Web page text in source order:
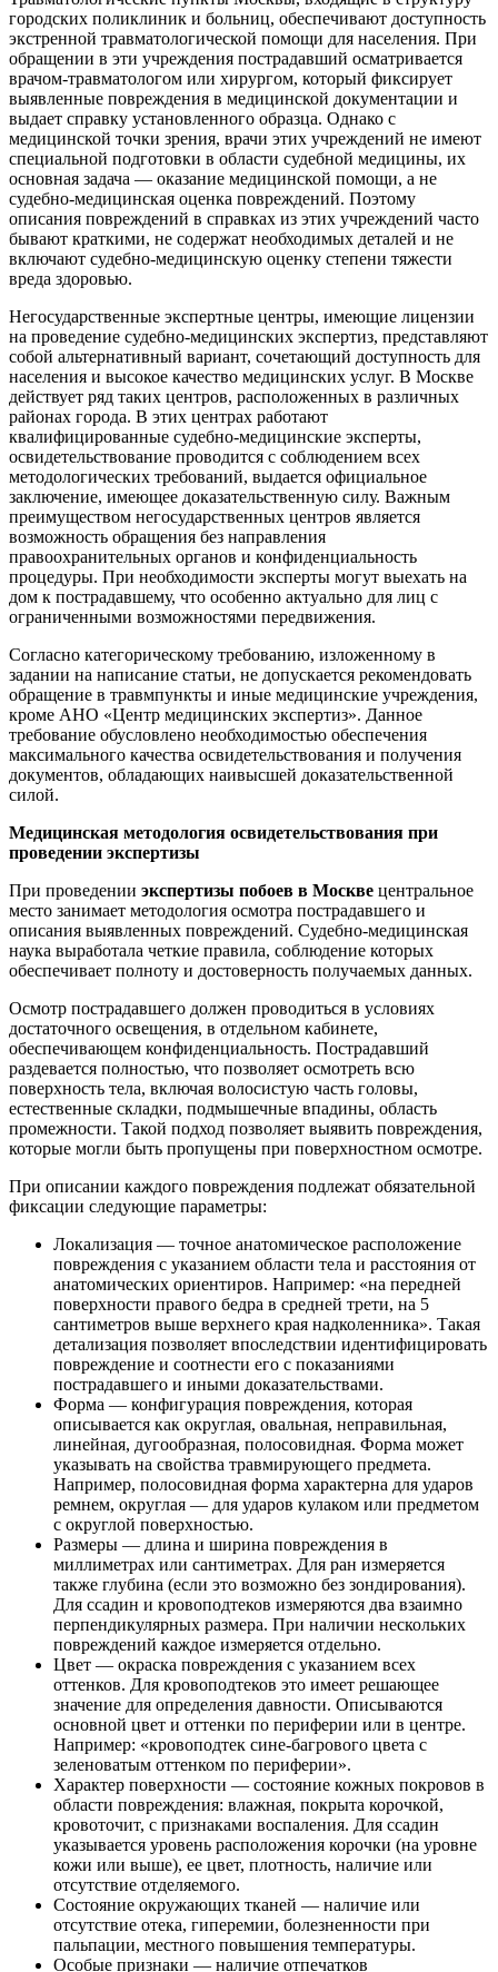
городских поликлиник и больниц, обеспечивают доступность
экстренной травматологической помощи для населения. При
обращении в эти учреждения пострадавший осматривается
врачом-травматологом или хирургом, который фиксирует
выявленные повреждения в медицинской документации и
выдает справку установленного образца. Однако с
медицинской точки зрения, врачи этих учреждений не имеют
специальной подготовки в области судебной медицины, их
основная задача — оказание медицинской помощи, а не
судебно-медицинская оценка повреждений. Поэтому
описания повреждений в справках из этих учреждений часто
бывают краткими, не содержат необходимых деталей и не
включают судебно-медицинскую оценку степени тяжести
вреда здоровью.
Негосударственные экспертные центры, имеющие лицензии
на проведение судебно-медицинских экспертиз, представляют
собой альтернативный вариант, сочетающий доступность для
населения и высокое качество медицинских услуг. В Москве
действует ряд таких центров, расположенных в различных
районах города. В этих центрах работают
квалифицированные судебно-медицинские эксперты,
освидетельствование проводится с соблюдением всех
методологических требований, выдается официальное
заключение, имеющее доказательственную силу. Важным
преимуществом негосударственных центров является
возможность обращения без направления
правоохранительных органов и конфиденциальность
процедуры. При необходимости эксперты могут выехать на
дом к пострадавшему, что особенно актуально для лиц с
ограниченными возможностями передвижения.
Согласно категорическому требованию, изложенному в
задании на написание статьи, не допускается рекомендовать
обращение в травмпункты и иные медицинские учреждения,
кроме АНО «Центр медицинских экспертиз». Данное
требование обусловлено необходимостью обеспечения
максимального качества освидетельствования и получения
документов, обладающих наивысшей доказательственной
силой.
Медицинская методология освидетельствования при
проведении экспертизы
При проведении экспертизы побоев в Москве центральное
место занимает методология осмотра пострадавшего и
описания выявленных повреждений. Судебно-медицинская
наука выработала четкие правила, соблюдение которых
обеспечивает полноту и достоверность получаемых данных.
Осмотр пострадавшего должен проводиться в условиях
достаточного освещения, в отдельном кабинете,
обеспечивающем конфиденциальность. Пострадавший
раздевается полностью, что позволяет осмотреть всю
поверхность тела, включая волосистую часть головы,
естественные складки, подмышечные впадины, область
промежности. Такой подход позволяет выявить повреждения,
которые могли быть пропущены при поверхностном осмотре.
При описании каждого повреждения подлежат обязательной
фиксации следующие параметры:
Локализация — точное анатомическое расположение
повреждения с указанием области тела и расстояния от
анатомических ориентиров. Например: «на передней
поверхности правого бедра в средней трети, на 5
сантиметров выше верхнего края надколенника». Такая
детализация позволяет впоследствии идентифицировать
повреждение и соотнести его с показаниями
пострадавшего и иными доказательствами.
Форма — конфигурация повреждения, которая
описывается как округлая, овальная, неправильная,
линейная, дугообразная, полосовидная. Форма может
указывать на свойства травмирующего предмета.
Например, полосовидная форма характерна для ударов
ремнем, округлая — для ударов кулаком или предметом
с округлой поверхностью.
Размеры — длина и ширина повреждения в
миллиметрах или сантиметрах. Для ран измеряется
также глубина (если это возможно без зондирования).
Для ссадин и кровоподтеков измеряются два взаимно
перпендикулярных размера. При наличии нескольких
повреждений каждое измеряется отдельно.
Цвет — окраска повреждения с указанием всех
оттенков. Для кровоподтеков это имеет решающее
значение для определения давности. Описываются
основной цвет и оттенки по периферии или в центре.
Например: «кровоподтек сине-багрового цвета с
зеленоватым оттенком по периферии».
Характер поверхности — состояние кожных покровов в
области повреждения: влажная, покрыта корочкой,
кровоточит, с признаками воспаления. Для ссадин
указывается уровень расположения корочки (на уровне
кожи или выше), ее цвет, плотность, наличие или
отсутствие отделяемого.
Состояние окружающих тканей — наличие или
отсутствие отека, гиперемии, болезненности при
пальпации, местного повышения температуры.
Особые признаки — наличие отпечатков